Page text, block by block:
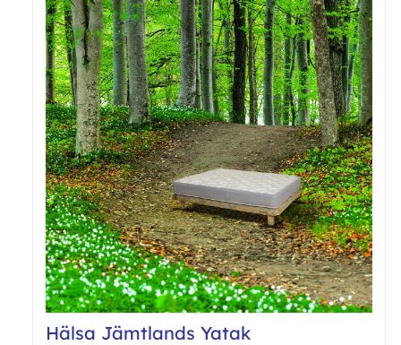
ürün
Hälsa Jämtlands Yatak